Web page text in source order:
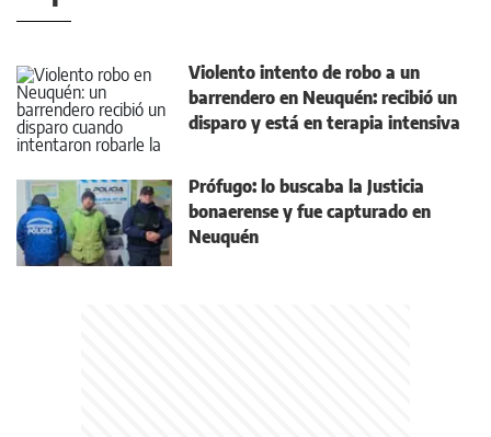
Violento intento de robo a un
barrendero en Neuquén: recibió un
disparo y está en terapia intensiva
Prófugo: lo buscaba la Justicia
bonaerense y fue capturado en
Neuquén